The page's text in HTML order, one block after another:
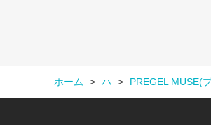
ホーム > ハ > PREGEL MUSE(